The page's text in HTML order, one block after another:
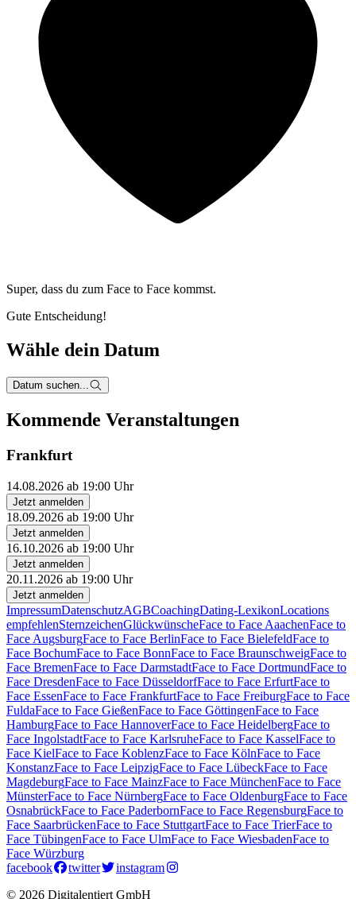
Super, dass du zum Face to Face kommst.
Gute Entscheidung!
Wähle dein Datum
Datum suchen...
Kommende Veranstaltungen
Frankfurt
14.08.2026 ab 19:00 Uhr
Jetzt anmelden
18.09.2026 ab 19:00 Uhr
Jetzt anmelden
16.10.2026 ab 19:00 Uhr
Jetzt anmelden
20.11.2026 ab 19:00 Uhr
Jetzt anmelden
ImpressumDatenschutzAGBCoachingDating-LexikonLocations
empfehlenSternzeichenGlückwünscheFace to Face AaachenFace to
Face AugsburgFace to Face BerlinFace to Face BielefeldFace to
Face BochumFace to Face BonnFace to Face BraunschweigFace to
Face BremenFace to Face DarmstadtFace to Face DortmundFace to
Face DresdenFace to Face DüsseldorfFace to Face ErfurtFace to
Face EssenFace to Face FrankfurtFace to Face FreiburgFace to Face
FuldaFace to Face GießenFace to Face GöttingenFace to Face
HamburgFace to Face HannoverFace to Face HeidelbergFace to
Face IngolstadtFace to Face KarlsruheFace to Face KasselFace to
Face KielFace to Face KoblenzFace to Face KölnFace to Face
KonstanzFace to Face LeipzigFace to Face LübeckFace to Face
MagdeburgFace to Face MainzFace to Face MünchenFace to Face
MünsterFace to Face NürnbergFace to Face OldenburgFace to Face
OsnabrückFace to Face PaderbornFace to Face RegensburgFace to
Face SaarbrückenFace to Face StuttgartFace to Face TrierFace to
Face TübingenFace to Face UlmFace to Face WiesbadenFace to
Face Würzburg
facebook
twitter
instagram
© 2026 Digitalentiert GmbH